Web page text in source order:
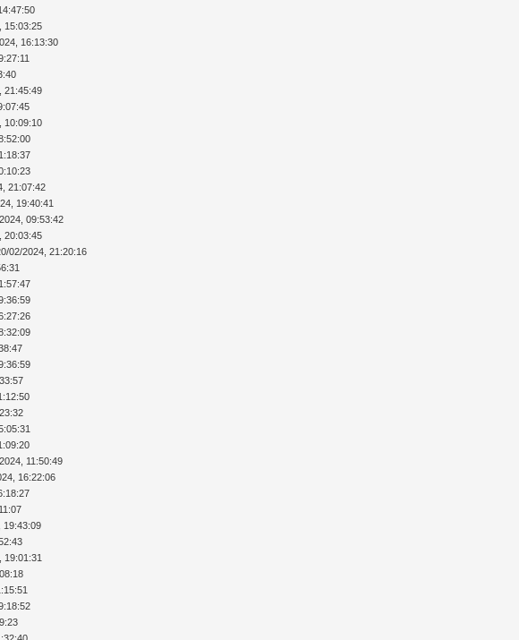
15:03:25
16:13:30
21:45:49
10:09:10
21:07:42
19:40:41
09:53:42
20:03:45
02/2024, 21:20:16
11:50:49
16:22:06
19:43:09
19:01:31